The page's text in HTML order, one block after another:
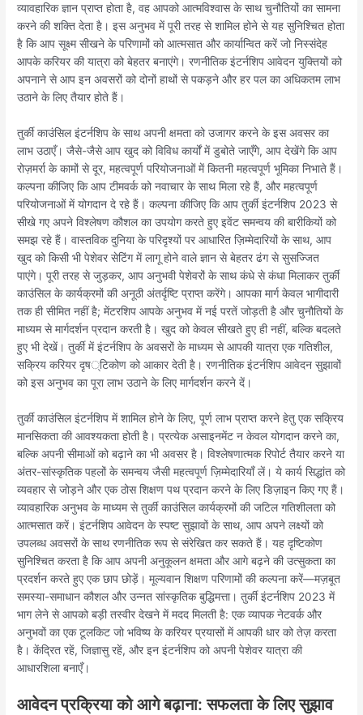
व्यावहारिक ज्ञान प्राप्त होता है, वह आपको आत्मविश्वास के साथ चुनौतियों का सामना
करने की शक्ति देता है। इस अनुभव में पूरी तरह से शामिल होने से यह सुनिश्चित होता
है कि आप सूक्ष्म सीखने के परिणामों को आत्मसात और कार्यान्वित करें जो निस्संदेह
आपके करियर की यात्रा को बेहतर बनाएंगे। रणनीतिक इंटर्नशिप आवेदन युक्तियों को
अपनाने से आप इन अवसरों को दोनों हाथों से पकड़ने और हर पल का अधिकतम लाभ
उठाने के लिए तैयार होते हैं।
तुर्की काउंसिल इंटर्नशिप के साथ अपनी क्षमता को उजागर करने के इस अवसर का
लाभ उठाएँ। जैसे-जैसे आप खुद को विविध कार्यों में डुबोते जाएँगे, आप देखेंगे कि आप
रोज़मर्रा के कामों से दूर, महत्वपूर्ण परियोजनाओं में कितनी महत्वपूर्ण भूमिका निभाते हैं।
कल्पना कीजिए कि आप टीमवर्क को नवाचार के साथ मिला रहे हैं, और महत्वपूर्ण
परियोजनाओं में योगदान दे रहे हैं। कल्पना कीजिए कि आप तुर्की इंटर्नशिप 2023 से
सीखे गए अपने विश्लेषण कौशल का उपयोग करते हुए इवेंट समन्वय की बारीकियों को
समझ रहे हैं। वास्तविक दुनिया के परिदृश्यों पर आधारित ज़िम्मेदारियों के साथ, आप
खुद को किसी भी पेशेवर सेटिंग में लागू होने वाले ज्ञान से बेहतर ढंग से सुसज्जित
पाएंगे। पूरी तरह से जुड़कर, आप अनुभवी पेशेवरों के साथ कंधे से कंधा मिलाकर तुर्की
काउंसिल के कार्यक्रमों की अनूठी अंतर्दृष्टि प्राप्त करेंगे। आपका मार्ग केवल भागीदारी
तक ही सीमित नहीं है; मेंटरशिप आपके अनुभव में नई परतें जोड़ती है और चुनौतियों के
माध्यम से मार्गदर्शन प्रदान करती है। खुद को केवल सीखते हुए ही नहीं, बल्कि बदलते
हुए भी देखें। तुर्की में इंटर्नशिप के अवसरों के माध्यम से आपकी यात्रा एक गतिशील,
सक्रिय करियर दृष्टिकोण को आकार देती है। रणनीतिक इंटर्नशिप आवेदन सुझावों
को इस अनुभव का पूरा लाभ उठाने के लिए मार्गदर्शन करने दें।
तुर्की काउंसिल इंटर्नशिप में शामिल होने के लिए, पूर्ण लाभ प्राप्त करने हेतु एक सक्रिय
मानसिकता की आवश्यकता होती है। प्रत्येक असाइनमेंट न केवल योगदान करने का,
बल्कि अपनी सीमाओं को बढ़ाने का भी अवसर है। विश्लेषणात्मक रिपोर्ट तैयार करने या
अंतर-सांस्कृतिक पहलों के समन्वय जैसी महत्वपूर्ण ज़िम्मेदारियाँ लें। ये कार्य सिद्धांत को
व्यवहार से जोड़ने और एक ठोस शिक्षण पथ प्रदान करने के लिए डिज़ाइन किए गए हैं।
व्यावहारिक अनुभव के माध्यम से तुर्की काउंसिल कार्यक्रमों की जटिल गतिशीलता को
आत्मसात करें। इंटर्नशिप आवेदन के स्पष्ट सुझावों के साथ, आप अपने लक्ष्यों को
उपलब्ध अवसरों के साथ रणनीतिक रूप से संरेखित कर सकते हैं। यह दृष्टिकोण
सुनिश्चित करता है कि आप अपनी अनुकूलन क्षमता और आगे बढ़ने की उत्सुकता का
प्रदर्शन करते हुए एक छाप छोड़ें। मूल्यवान शिक्षण परिणामों की कल्पना करें—मज़बूत
समस्या-समाधान कौशल और उन्नत सांस्कृतिक बुद्धिमत्ता। तुर्की इंटर्नशिप 2023 में
भाग लेने से आपको बड़ी तस्वीर देखने में मदद मिलती है: एक व्यापक नेटवर्क और
अनुभवों का एक टूलकिट जो भविष्य के करियर प्रयासों में आपकी धार को तेज़ करता
है। केंद्रित रहें, जिज्ञासु रहें, और इन इंटर्नशिप को अपनी पेशेवर यात्रा की
आधारशिला बनाएँ।
आवेदन प्रक्रिया को आगे बढ़ाना: सफलता के लिए सुझाव